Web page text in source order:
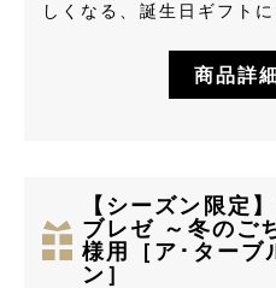
しくなる、誕生日ギフト
商品詳
【シーズン限定
ブレゼ ～冬のご
様用［ア･ターブ
ン］